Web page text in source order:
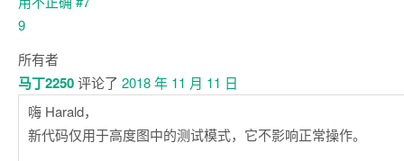
所有者
马丁2250评论了 2018 年 11 月 11 日
嗨 Harald，
新代码仅用于高度图中的测试模式，它不影响正常操作。